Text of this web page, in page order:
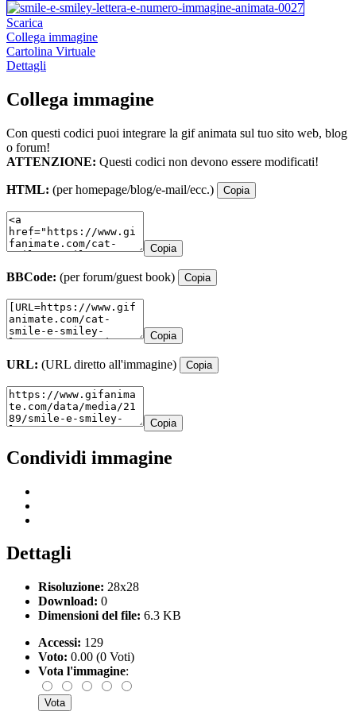
Scarica
Collega immagine
Cartolina Virtuale
Dettagli
Collega immagine
Con questi codici puoi integrare la gif animata sul tuo sito web, blog
o forum!
ATTENZIONE: Questi codici non devono essere modificati!
HTML: (per homepage/blog/e-mail/ecc.) Copia
Copia
BBCode: (per forum/guest book) Copia
Copia
URL: (URL diretto all'immagine) Copia
Copia
Condividi immagine
Dettagli
Risoluzione: 28x28
Download: 0
Dimensioni del file: 6.3 KB
Accessi: 129
Voto: 0.00 (0 Voti)
Vota l'immagine: